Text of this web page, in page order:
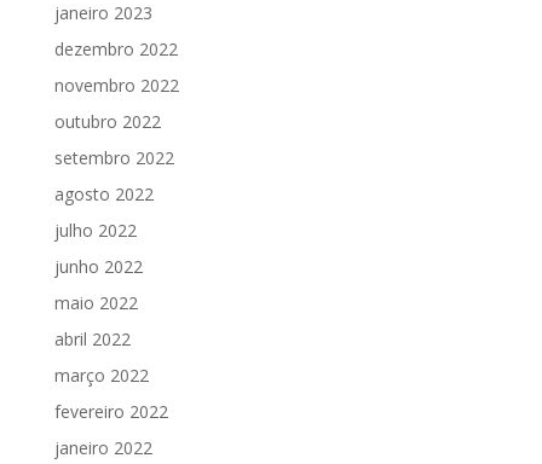
janeiro 2023
dezembro 2022
novembro 2022
outubro 2022
setembro 2022
agosto 2022
julho 2022
junho 2022
maio 2022
abril 2022
março 2022
fevereiro 2022
janeiro 2022